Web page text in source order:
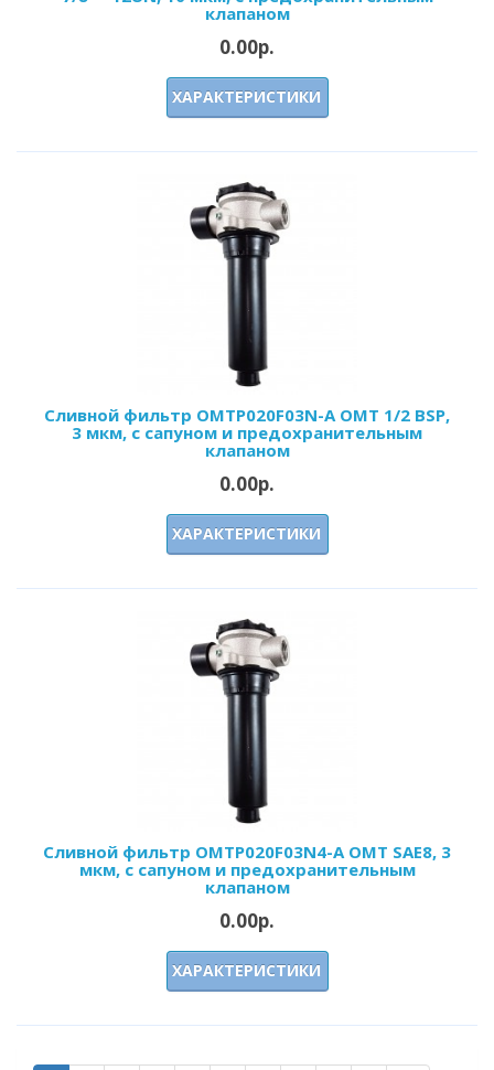
клапаном
0.00р.
ХАРАКТЕРИСТИКИ
Сливной фильтр OMTP020F03N-A OMT 1/2 BSP,
3 мкм, с сапуном и предохранительным
клапаном
0.00р.
ХАРАКТЕРИСТИКИ
Сливной фильтр OMTP020F03N4-A OMT SAE8, 3
мкм, с сапуном и предохранительным
клапаном
0.00р.
ХАРАКТЕРИСТИКИ